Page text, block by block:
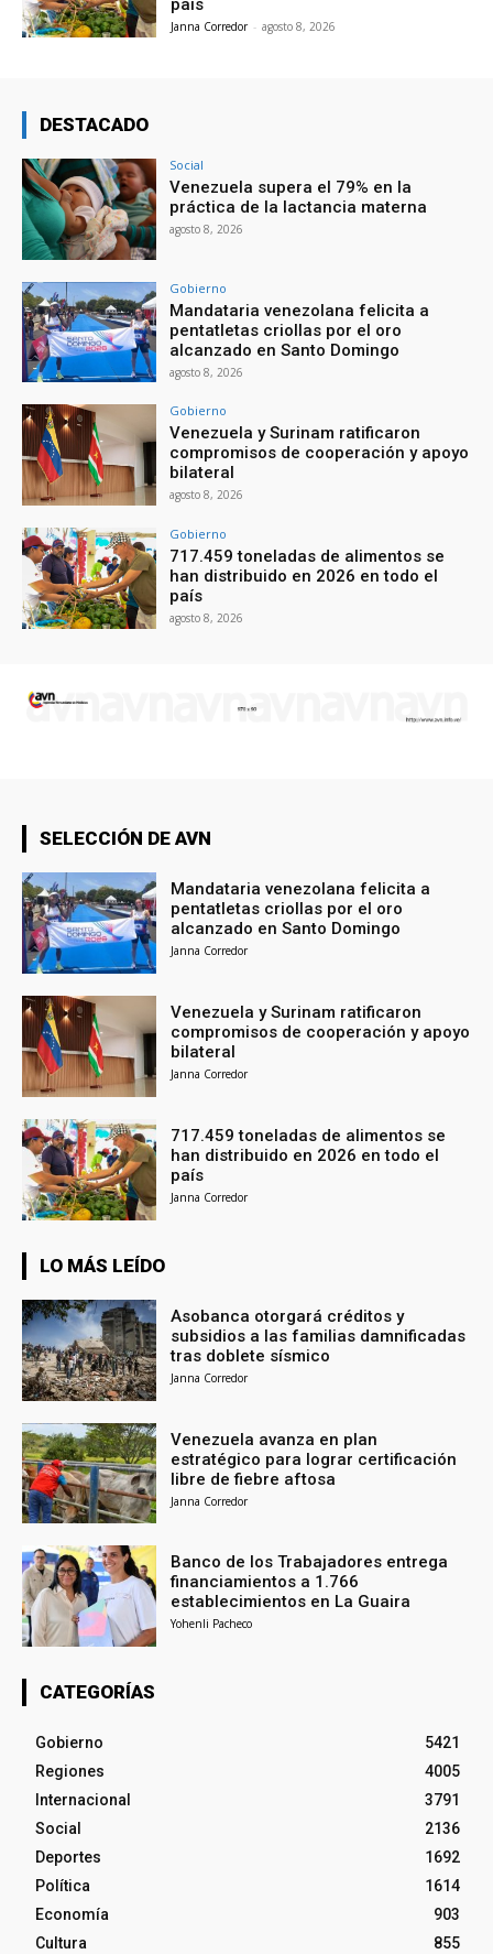
país
Janna Corredor - agosto 8, 2026
DESTACADO
Social
Venezuela supera el 79% en la
práctica de la lactancia materna
agosto 8, 2026
Gobierno
Mandataria venezolana felicita a
pentatletas criollas por el oro
alcanzado en Santo Domingo
agosto 8, 2026
Gobierno
Venezuela y Surinam ratificaron
compromisos de cooperación y apoyo
bilateral
agosto 8, 2026
Gobierno
717.459 toneladas de alimentos se
han distribuido en 2026 en todo el
país
agosto 8, 2026
SELECCIÓN DE AVN
Mandataria venezolana felicita a
pentatletas criollas por el oro
alcanzado en Santo Domingo
Janna Corredor
Venezuela y Surinam ratificaron
compromisos de cooperación y apoyo
bilateral
Janna Corredor
717.459 toneladas de alimentos se
han distribuido en 2026 en todo el
país
Janna Corredor
LO MÁS LEÍDO
Asobanca otorgará créditos y
subsidios a las familias damnificadas
tras doblete sísmico
Janna Corredor
Venezuela avanza en plan
estratégico para lograr certificación
libre de fiebre aftosa
Janna Corredor
Banco de los Trabajadores entrega
financiamientos a 1.766
establecimientos en La Guaira
Yohenli Pacheco
CATEGORÍAS
Gobierno
5421
Regiones
4005
Internacional
3791
Social
2136
Deportes
1692
Política
1614
Economía
903
Cultura
855